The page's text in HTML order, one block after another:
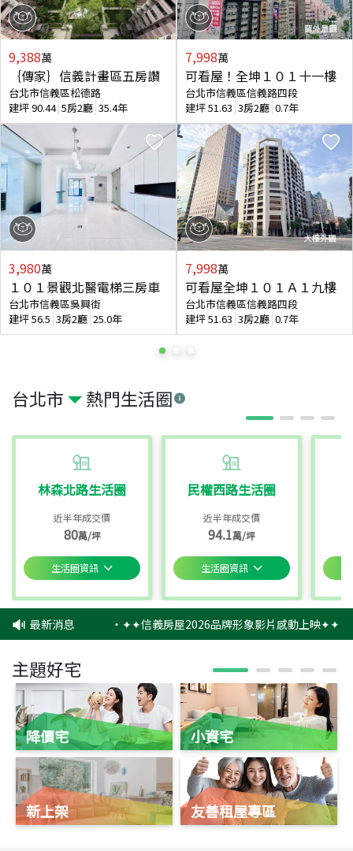
台北市 熱門生活圈
林森北路生活圈
近半年成交價
80萬/坪
生活圈資訊
民權西路生活圈
近半年成交價
94.1萬/坪
生活圈資訊
9,388萬
｛傳家｝信義計畫區五房讚
台北市信義區松德路
建坪90.44 5房2廳 35.4年
3,980萬
１０１景觀北醫電梯三房車
台北市信義區吳興街
建坪56.5 3房2廳 25.0年
7,998萬
可看屋！全坤１０１十一樓
台北市信義區信義路四段
建坪51.63 3房2廳 0.7年
7,998萬
可看屋全坤１０１Ａ１九樓
台北市信義區信義路四段
建坪51.63 3房2廳 0.7年
最新消息 ‧✦✦信義房屋2026品牌形象影片感動上映✦✦ ‧
主題好宅
降價宅
新上架
小資宅
友善租屋專區